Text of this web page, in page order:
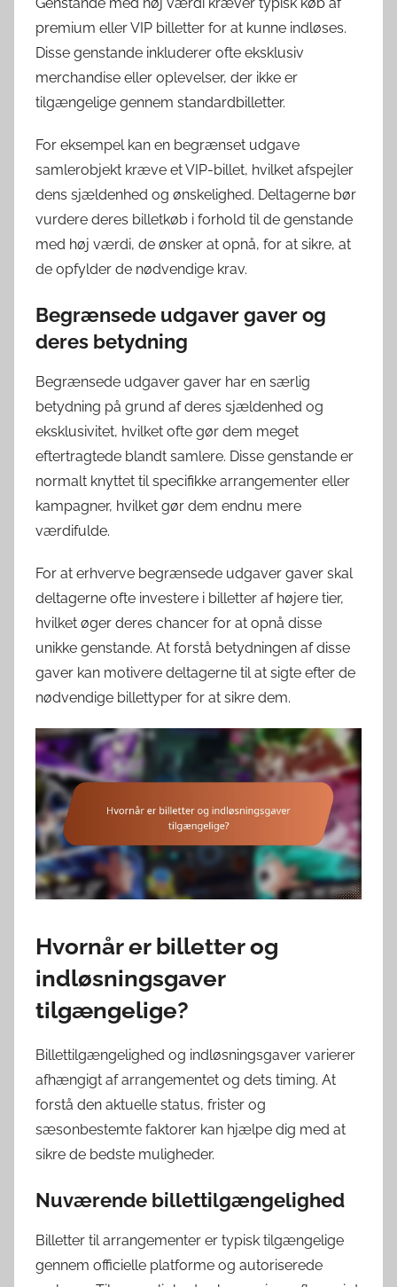
premium eller VIP billetter for at kunne indløses.
Disse genstande inkluderer ofte eksklusiv
merchandise eller oplevelser, der ikke er
tilgængelige gennem standardbilletter.
For eksempel kan en begrænset udgave
samlerobjekt kræve et VIP-billet, hvilket afspejler
dens sjældenhed og ønskelighed. Deltagerne bør
vurdere deres billetkøb i forhold til de genstande
med høj værdi, de ønsker at opnå, for at sikre, at
de opfylder de nødvendige krav.
Begrænsede udgaver gaver og
deres betydning
Begrænsede udgaver gaver har en særlig
betydning på grund af deres sjældenhed og
eksklusivitet, hvilket ofte gør dem meget
eftertragtede blandt samlere. Disse genstande er
normalt knyttet til specifikke arrangementer eller
kampagner, hvilket gør dem endnu mere
værdifulde.
For at erhverve begrænsede udgaver gaver skal
deltagerne ofte investere i billetter af højere tier,
hvilket øger deres chancer for at opnå disse
unikke genstande. At forstå betydningen af disse
gaver kan motivere deltagerne til at sigte efter de
nødvendige billettyper for at sikre dem.
Hvornår er billetter og
indløsningsgaver
tilgængelige?
Billettilgængelighed og indløsningsgaver varierer
afhængigt af arrangementet og dets timing. At
forstå den aktuelle status, frister og
sæsonbestemte faktorer kan hjælpe dig med at
sikre de bedste muligheder.
Nuværende billettilgængelighed
Billetter til arrangementer er typisk tilgængelige
gennem officielle platforme og autoriserede